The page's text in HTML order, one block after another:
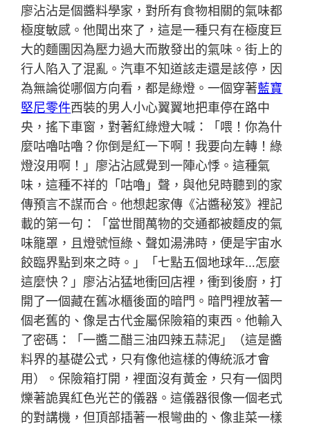
廖沾沾是個醬料學家，對所有食物相關的氣味都
極度敏感。他聞出來了，這是一種只有在極度巨
大的麵團因為壓力過大而散發出的氣味。街上的
行人陷入了混亂。汽車不知道該走還是該停，因
為無論從哪個方向看，都是綠燈。一個穿著藍寶
堅尼零件西裝的男人小心翼翼地把車停在路中
央，搖下車窗，對著紅綠燈大喊：「喂！你為什
麼咕嚕咕嚕？你倒是紅一下啊！我要向左轉！綠
燈沒用啊！」廖沾沾感覺到一陣心悸。這種氣
味，這種不祥的「咕嚕」聲，與他兒時聽到的家
傳預言不謀而合。他想起家傳《沾醬秘笈》裡記
載的第一句：「當世間萬物的交通都被麵皮的氣
味籠罩，且燈號恒綠、聲如湯沸時，便是宇宙水
餃臨界點到來之時。」「七點五個地球年…怎麼
這麼快？」廖沾沾猛地衝回店裡，衝到後廚，打
開了一個藏在舊冰櫃後面的暗門。暗門裡放著一
個老舊的、像是古代金屬保險箱的東西。他輸入
了密碼：「一醬二醋三油四辣五蒜泥」（這是醬
料界的基礎公式，只有像他這樣的傳統派才會
用）。保險箱打開，裡面沒有黃金，只有一個閃
爍著詭異紅色光芒的儀器。這儀器很像一個老式
的對講機，但頂部插著一根彎曲的、像韭菜一樣